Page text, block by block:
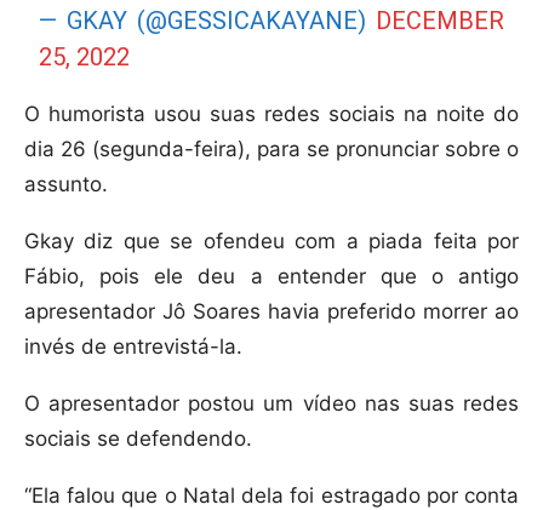
— GKAY (@GESSICAKAYANE) DECEMBER
25, 2022
O humorista usou suas redes sociais na noite do
dia 26 (segunda-feira), para se pronunciar sobre o
assunto.
Gkay diz que se ofendeu com a piada feita por
Fábio, pois ele deu a entender que o antigo
apresentador Jô Soares havia preferido morrer ao
invés de entrevistá-la.
O apresentador postou um vídeo nas suas redes
sociais se defendendo.
“Ela falou que o Natal dela foi estragado por conta